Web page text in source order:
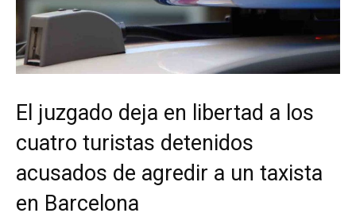
El juzgado deja en libertad a los
cuatro turistas detenidos
acusados de agredir a un taxista
en Barcelona